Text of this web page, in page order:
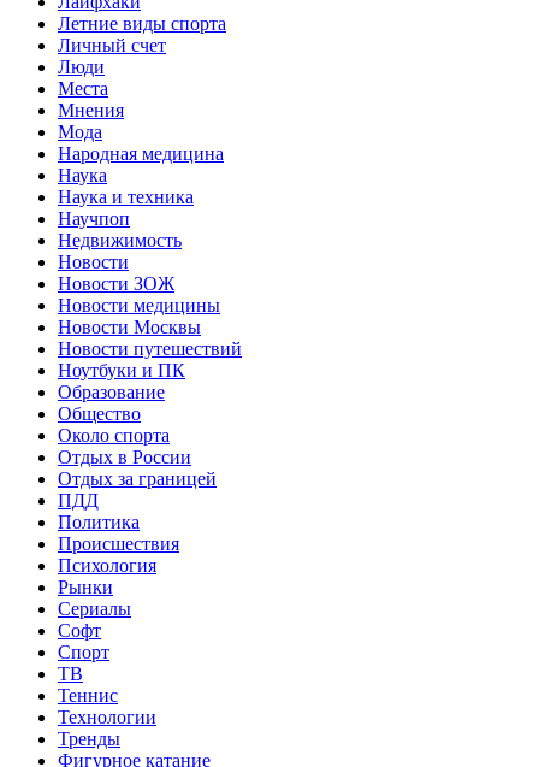
Летние виды спорта
Личный счет
Люди
Места
Мнения
Мода
Народная медицина
Наука
Наука и техника
Научпоп
Недвижимость
Новости
Новости ЗОЖ
Новости медицины
Новости Москвы
Новости путешествий
Ноутбуки и ПК
Образование
Общество
Около спорта
Отдых в России
Отдых за границей
ПДД
Политика
Происшествия
Психология
Рынки
Сериалы
Софт
Спорт
ТВ
Теннис
Технологии
Тренды
Фигурное катание